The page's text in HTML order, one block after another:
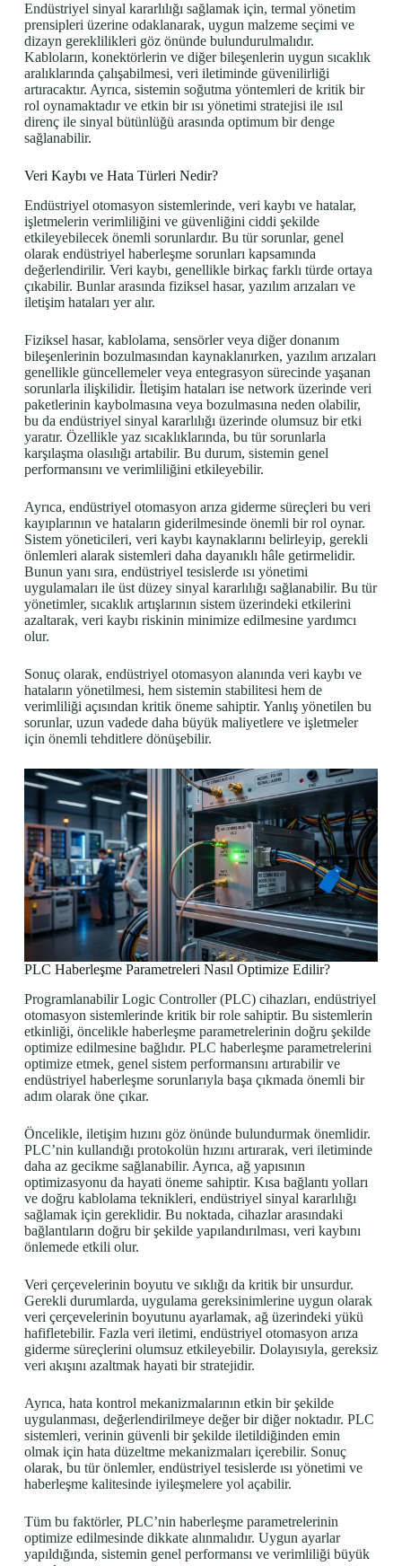
Endüstriyel sinyal kararlılığı sağlamak için, termal yönetim
prensipleri üzerine odaklanarak, uygun malzeme seçimi ve
dizayn gereklilikleri göz önünde bulundurulmalıdır.
Kabloların, konektörlerin ve diğer bileşenlerin uygun sıcaklık
aralıklarında çalışabilmesi, veri iletiminde güvenilirliği
artıracaktır. Ayrıca, sistemin soğutma yöntemleri de kritik bir
rol oynamaktadır ve etkin bir ısı yönetimi stratejisi ile ısıl
direnç ile sinyal bütünlüğü arasında optimum bir denge
sağlanabilir.
Veri Kaybı ve Hata Türleri Nedir?
Endüstriyel otomasyon sistemlerinde, veri kaybı ve hatalar,
işletmelerin verimliliğini ve güvenliğini ciddi şekilde
etkileyebilecek önemli sorunlardır. Bu tür sorunlar, genel
olarak endüstriyel haberleşme sorunları kapsamında
değerlendirilir. Veri kaybı, genellikle birkaç farklı türde ortaya
çıkabilir. Bunlar arasında fiziksel hasar, yazılım arızaları ve
iletişim hataları yer alır.
Fiziksel hasar, kablolama, sensörler veya diğer donanım
bileşenlerinin bozulmasından kaynaklanırken, yazılım arızaları
genellikle güncellemeler veya entegrasyon sürecinde yaşanan
sorunlarla ilişkilidir. İletişim hataları ise network üzerinde veri
paketlerinin kaybolmasına veya bozulmasına neden olabilir,
bu da endüstriyel sinyal kararlılığı üzerinde olumsuz bir etki
yaratır. Özellikle yaz sıcaklıklarında, bu tür sorunlarla
karşılaşma olasılığı artabilir. Bu durum, sistemin genel
performansını ve verimliliğini etkileyebilir.
Ayrıca, endüstriyel otomasyon arıza giderme süreçleri bu veri
kayıplarının ve hataların giderilmesinde önemli bir rol oynar.
Sistem yöneticileri, veri kaybı kaynaklarını belirleyip, gerekli
önlemleri alarak sistemleri daha dayanıklı hâle getirmelidir.
Bunun yanı sıra, endüstriyel tesislerde ısı yönetimi
uygulamaları ile üst düzey sinyal kararlılığı sağlanabilir. Bu tür
yönetimler, sıcaklık artışlarının sistem üzerindeki etkilerini
azaltarak, veri kaybı riskinin minimize edilmesine yardımcı
olur.
Sonuç olarak, endüstriyel otomasyon alanında veri kaybı ve
hataların yönetilmesi, hem sistemin stabilitesi hem de
verimliliği açısından kritik öneme sahiptir. Yanlış yönetilen bu
sorunlar, uzun vadede daha büyük maliyetlere ve işletmeler
için önemli tehditlere dönüşebilir.
PLC Haberleşme Parametreleri Nasıl Optimize Edilir?
Programlanabilir Logic Controller (PLC) cihazları, endüstriyel
otomasyon sistemlerinde kritik bir role sahiptir. Bu sistemlerin
etkinliği, öncelikle haberleşme parametrelerinin doğru şekilde
optimize edilmesine bağlıdır. PLC haberleşme parametrelerini
optimize etmek, genel sistem performansını artırabilir ve
endüstriyel haberleşme sorunlarıyla başa çıkmada önemli bir
adım olarak öne çıkar.
Öncelikle, iletişim hızını göz önünde bulundurmak önemlidir.
PLC’nin kullandığı protokolün hızını artırarak, veri iletiminde
daha az gecikme sağlanabilir. Ayrıca, ağ yapısının
optimizasyonu da hayati öneme sahiptir. Kısa bağlantı yolları
ve doğru kablolama teknikleri, endüstriyel sinyal kararlılığı
sağlamak için gereklidir. Bu noktada, cihazlar arasındaki
bağlantıların doğru bir şekilde yapılandırılması, veri kaybını
önlemede etkili olur.
Veri çerçevelerinin boyutu ve sıklığı da kritik bir unsurdur.
Gerekli durumlarda, uygulama gereksinimlerine uygun olarak
veri çerçevelerinin boyutunu ayarlamak, ağ üzerindeki yükü
hafifletebilir. Fazla veri iletimi, endüstriyel otomasyon arıza
giderme süreçlerini olumsuz etkileyebilir. Dolayısıyla, gereksiz
veri akışını azaltmak hayati bir stratejidir.
Ayrıca, hata kontrol mekanizmalarının etkin bir şekilde
uygulanması, değerlendirilmeye değer bir diğer noktadır. PLC
sistemleri, verinin güvenli bir şekilde iletildiğinden emin
olmak için hata düzeltme mekanizmaları içerebilir. Sonuç
olarak, bu tür önlemler, endüstriyel tesislerde ısı yönetimi ve
haberleşme kalitesinde iyileşmelere yol açabilir.
Tüm bu faktörler, PLC’nin haberleşme parametrelerinin
optimize edilmesinde dikkate alınmalıdır. Uygun ayarlar
yapıldığında, sistemin genel performansı ve verimliliği büyük